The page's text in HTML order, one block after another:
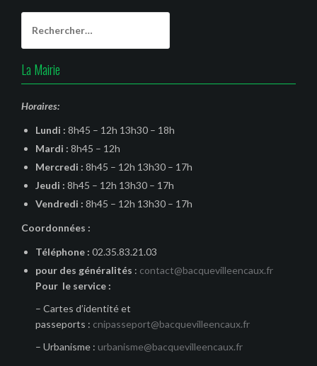
La Mairie
Horaires:
Lundi : 8h45 – 12h 13h30 – 18h
Mardi : 8h45 – 12h
Mercredi : 8h45 – 12h 13h30 – 17h
Jeudi : 8h45 – 12h 13h30 – 17h
Vendredi : 8h45 – 12h 13h30 – 17h
Coordonnées :
Téléphone : 02.35.83.21.03
pour des généralités : contact@bacquevilleencaux.fr
Pour le service :
– Cartes d’identité et
passeports : cnipasseport@bacquevilleencaux.fr
– Urbanisme : urbanisme@bacquevilleencaux.fr